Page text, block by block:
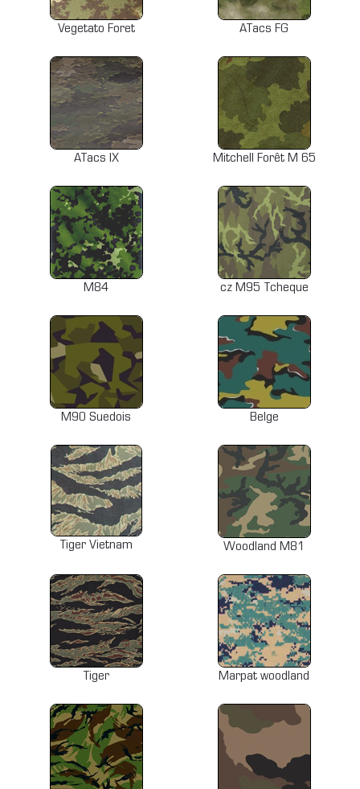
Vegetato Foret ATacs FG
ATacs IX Mitchell Forêt M 65
M84 cz M95 Tcheque
M90 Suedois Belge
Tiger Vietnam Woodland M81
Tiger Marpat woodland